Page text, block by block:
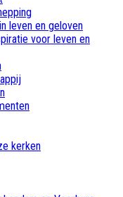
leven en geloven
voor leven en
kerken